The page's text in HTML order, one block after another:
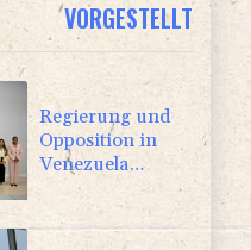
VORGESTELLT
Regierung und
Opposition in
Venezuela
beginnen
offiziellen Dialog
- ohne Machado